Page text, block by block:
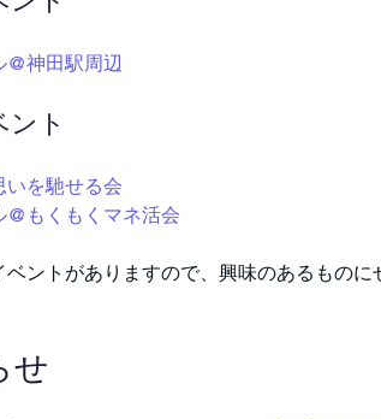
神田駅周辺
ト
いを馳せる会
もくもくマネ活会
ントがありますので、興味のあるものに
せ